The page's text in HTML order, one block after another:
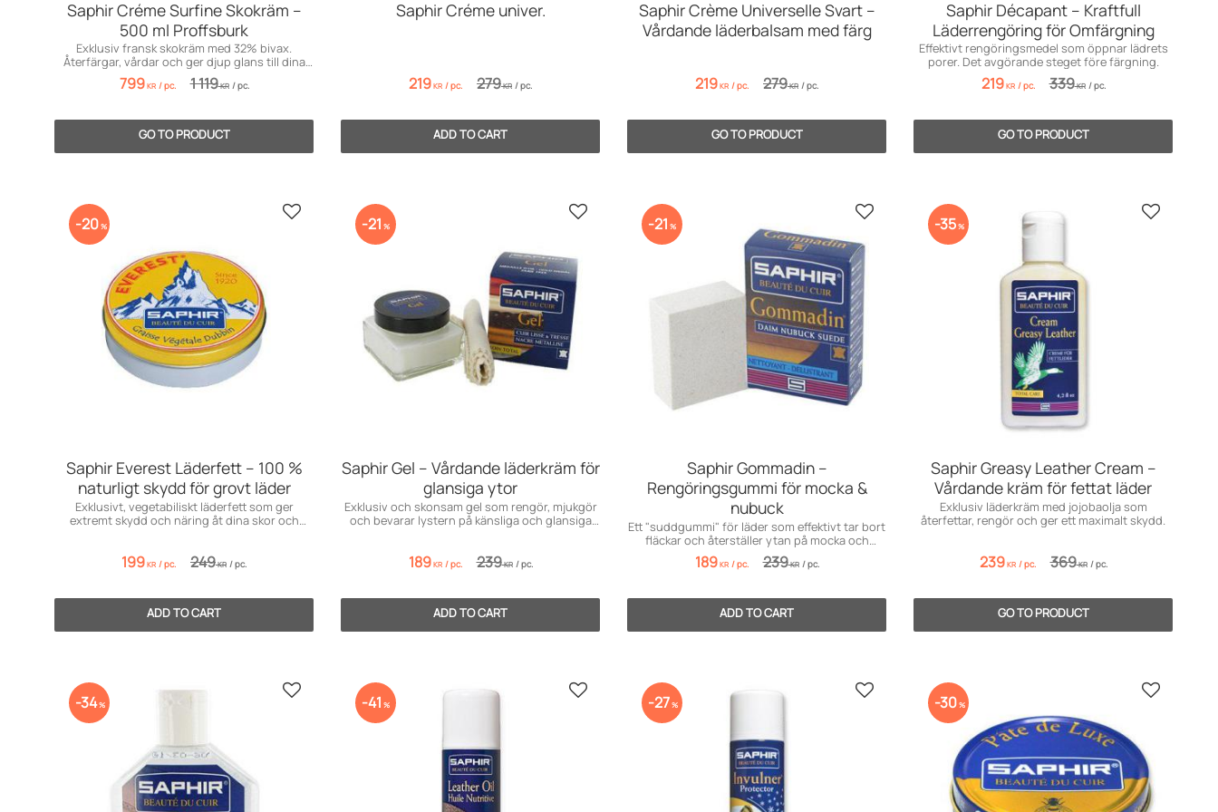
Saphir Créme Surfine Skokräm –
500 ml Proffsburk
Exklusiv fransk skokräm med 32% bivax.
Återfärgar, vårdar och ger djup glans till dina
läderskor.
799KR /pc. 1 119KR /pc.
Saphir Créme univer.
219KR /pc. 279KR /pc.
Saphir Crème Universelle Svart –
Vårdande läderbalsam med färg
219KR /pc. 279KR /pc.
Saphir Décapant – Kraftfull
Läderrengöring för Omfärgning
Effektivt rengöringsmedel som öppnar lädrets
porer. Det avgörande steget före färgning.
219KR /pc. 339KR /pc.
Saphir Everest Läderfett – 100 %
naturligt skydd för grovt läder
Exklusivt, vegetabiliskt läderfett som ger
extremt skydd och näring åt dina skor och
199KR /pc. 249KR /pc.
20% Add to favorites
Saphir Gel – Vårdande läderkräm för
glansiga ytor
Exklusiv och skonsam gel som rengör, mjukgör
och bevarar lystern på känsliga och glansiga
189KR /pc. 239KR /pc.
21 % Add to favorites
Saphir Gommadin –
Rengöringsgummi för mocka &
nubuck
Ett "suddgummi" för läder som effektivt tar bort
fläckar och återställer ytan på mocka och
nubuck.
189KR /pc. 239KR /pc.
21 % Add to favorites
Saphir Greasy Leather Cream –
Vårdande kräm för fettat läder
Exklusiv läderkräm med jojobaolja som
återfettar, rengör och ger ett maximalt skydd.
239KR /pc. 369KR /pc.
35% Add to
34% Add to favorites
41 % Add to favorites
27% Add to favorites
30% Add to